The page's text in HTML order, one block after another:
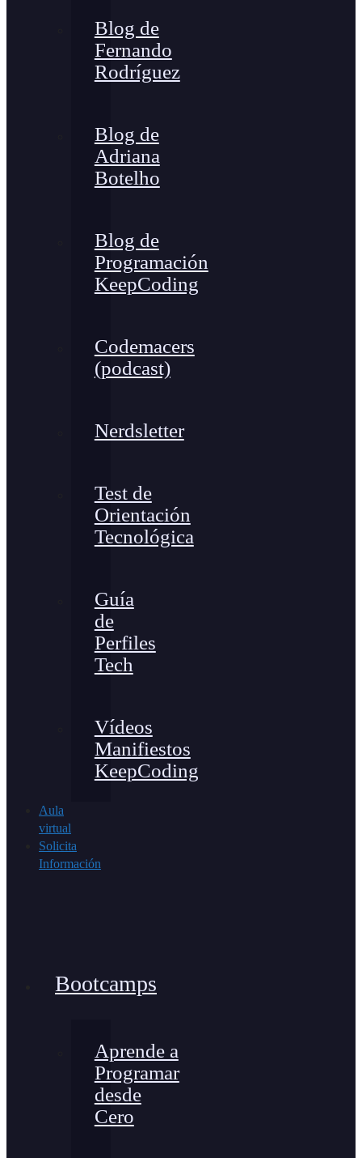
Blog de
Fernando
Rodríguez
Blog de
Adriana
Botelho
Blog de
Programación
KeepCoding
Codemacers
(podcast)
Nerdsletter
Test de
Orientación
Tecnológica
Guía
de
Perfiles
Tech
Vídeos
Manifiestos
KeepCoding
Aula
virtual
Solicita
Información
Bootcamps
Aprende a
Programar
desde
Cero